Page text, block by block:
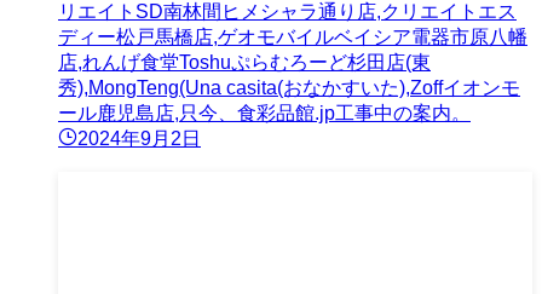
リエイトSD南林間ヒメシャラ通り店,クリエイトエス
ディー松戸馬橋店,ゲオモバイルベイシア電器市原八幡
店,れんげ食堂Toshuぷらむろーど杉田店(東
秀),MongTeng(Una casita(おなかすいた),Zoffイオンモ
ール鹿児島店,只今、食彩品館.jp工事中の案内。
2024年9月2日